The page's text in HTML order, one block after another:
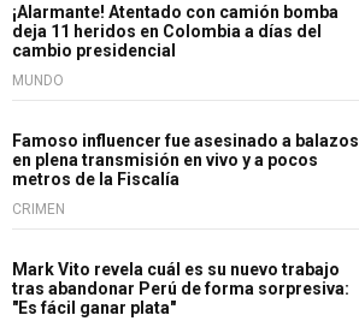
¡Alarmante! Atentado con camión bomba
deja 11 heridos en Colombia a días del
cambio presidencial
MUNDO
Famoso influencer fue asesinado a balazos
en plena transmisión en vivo y a pocos
metros de la Fiscalía
CRIMEN
Mark Vito revela cuál es su nuevo trabajo
tras abandonar Perú de forma sorpresiva:
"Es fácil ganar plata"